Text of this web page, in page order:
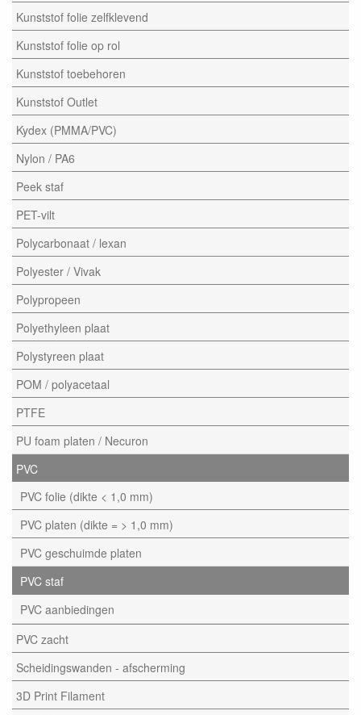
Kunststof folie zelfklevend
Kunststof folie op rol
Kunststof toebehoren
Kunststof Outlet
Kydex (PMMA/PVC)
Nylon / PA6
Peek staf
PET-vilt
Polycarbonaat / lexan
Polyester / Vivak
Polypropeen
Polyethyleen plaat
Polystyreen plaat
POM / polyacetaal
PTFE
PU foam platen / Necuron
PVC
PVC folie (dikte < 1,0 mm)
PVC platen (dikte = > 1,0 mm)
PVC geschuimde platen
PVC staf
PVC aanbiedingen
PVC zacht
Scheidingswanden - afscherming
3D Print Filament